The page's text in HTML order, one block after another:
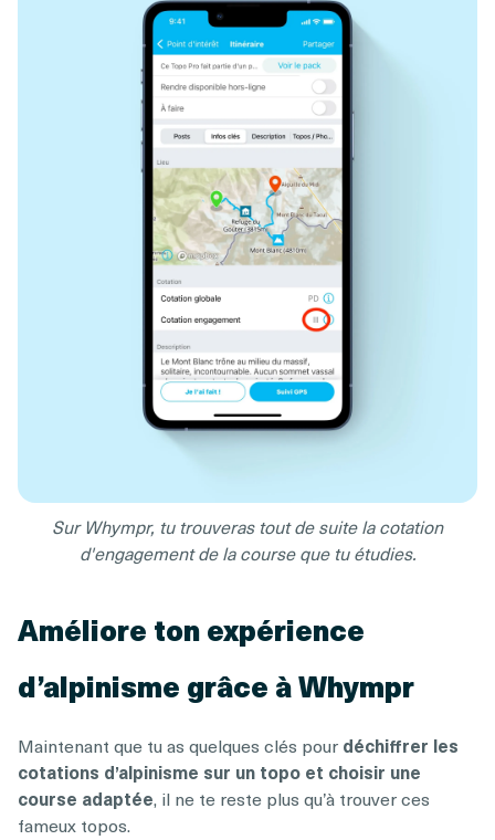
Sur Whympr, tu trouveras tout de suite la cotation
d'engagement de la course que tu étudies.
Améliore ton expérience
d’alpinisme grâce à Whympr
Maintenant que tu as quelques clés pour déchiffrer les
cotations d’alpinisme sur un topo et choisir une
course adaptée, il ne te reste plus qu’à trouver ces
fameux topos.